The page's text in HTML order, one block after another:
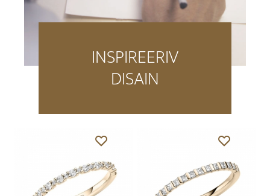
INSPIREERIV
DISAIN